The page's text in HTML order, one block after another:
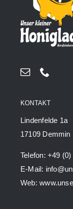
KONTAKT
Lindenfelde 1a
17109 Demmin
Telefon: +49
E-Mail:
Web: